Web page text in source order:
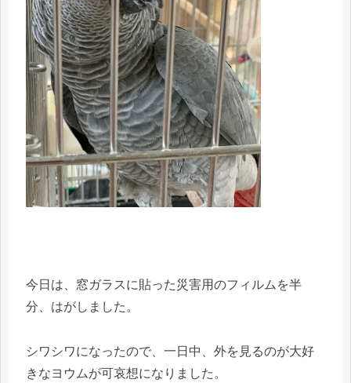
今日は、窓ガラスに貼った災害用のフィルムを半
分、はがしました。
シワシワになったので、一日中、外を見るのが大好
きなヨウムが可哀想になりました。